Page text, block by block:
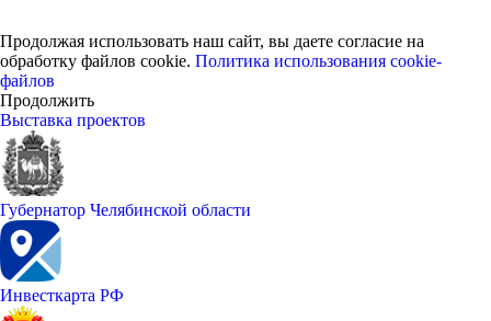
Продолжая использовать наш сайт, вы даете согласие на
обработку файлов cookie. Политика использования cookie-
файлов
Продолжить
Выставка проектов
Губернатор Челябинской области
Инвесткарта РФ